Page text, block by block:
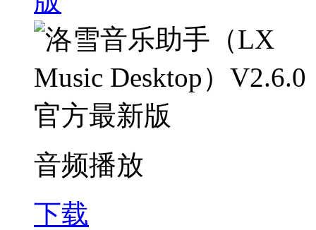
音频播放
下载